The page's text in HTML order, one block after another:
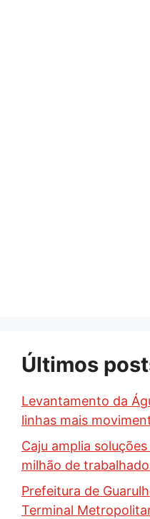
Últimos
Levantamento da
linhas mais
Caju amplia
milhão de
Prefeitura de
Terminal